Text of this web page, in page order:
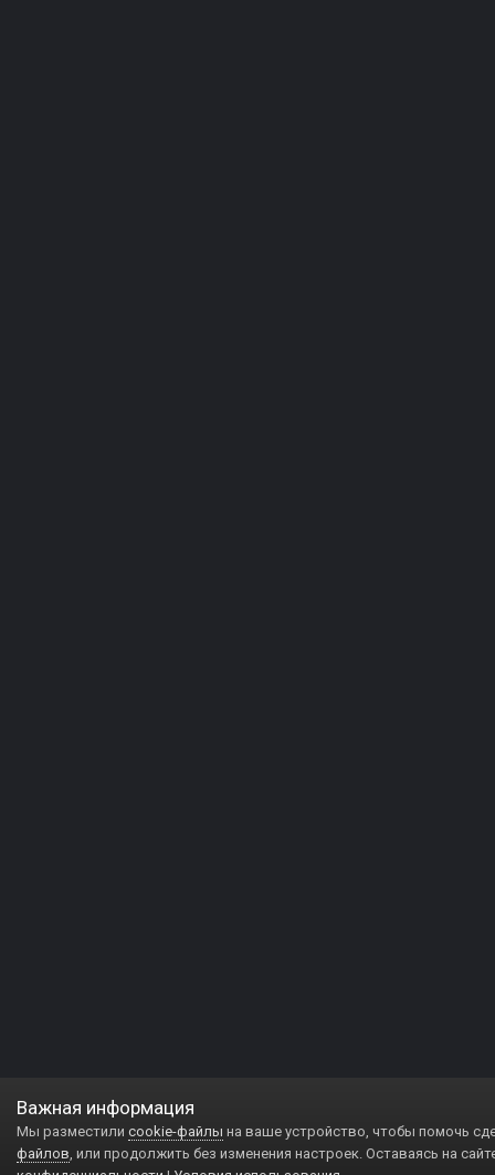
Важная информация
Мы разместили cookie-файлы на ваше устройство, чтобы помочь
файлов, или продолжить без изменения настроек. Оставаясь на